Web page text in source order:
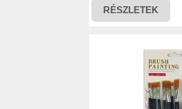
RÉSZLETEK